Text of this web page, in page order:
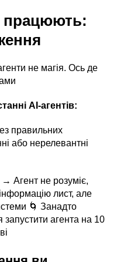
працюють:
не магія. Ось де
AI-агентів:
правильних
або нерелевантні
→ Агент не розуміє,
лист, але
🌀 Занадто
агента на 10